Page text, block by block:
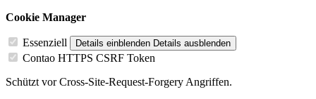
Cookie Manager
Essenziell Details einblenden Details ausblenden
Contao HTTPS CSRF Token
Schützt vor Cross-Site-Request-Forgery Angriffen.